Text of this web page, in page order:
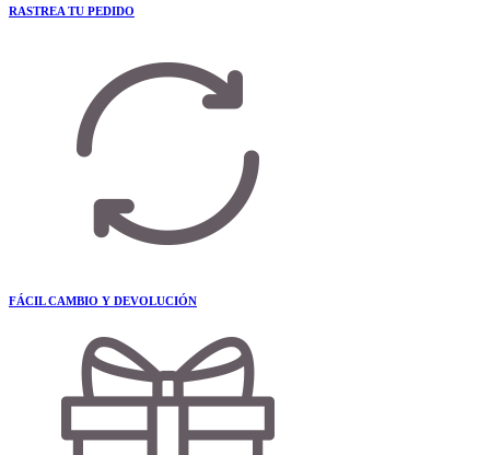
RASTREA TU PEDIDO
FÁCIL CAMBIO Y DEVOLUCIÓN